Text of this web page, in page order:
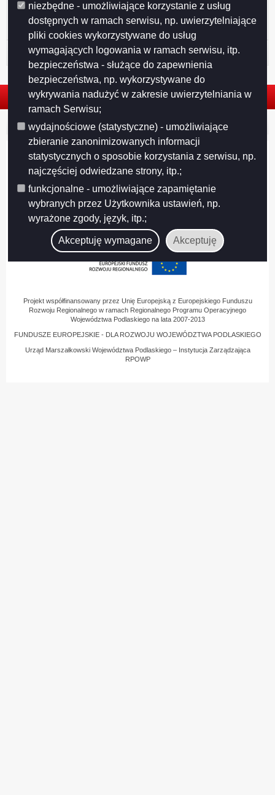
niezbędne - umożliwiające korzystanie z usług
dostępnych w ramach serwisu, np. uwierzytelniające
pliki cookies wykorzystywane do usług
wymagających logowania w ramach serwisu, itp.
bezpieczeństwa - służące do zapewnienia
bezpieczeństwa, np. wykorzystywane do
wykrywania nadużyć w zakresie uwierzytelniania w
ramach Serwisu;
wydajnościowe (statystyczne) - umożliwiające
zbieranie zanonimizowanych informacji
statystycznych o sposobie korzystania z serwisu, np.
najczęściej odwiedzane strony, itp.;
funkcjonalne - umożliwiające zapamiętanie
wybranych przez Użytkownika ustawień, np.
wyrażone zgody, język, itp.;
Akceptuję wymagane Akceptuję
Historia strony
© 2026. Urząd Miejski w Suwałkach. Wszystkie prawa zastrzeżone.
Projekt współfinansowany przez Unię Europejską z Europejskiego Funduszu
Rozwoju Regionalnego w ramach Regionalnego Programu Operacyjnego
Województwa Podlaskiego na lata 2007-2013
FUNDUSZE EUROPEJSKIE - DLA ROZWOJU WOJEWÓDZTWA PODLASKIEGO
Urząd Marszałkowski Województwa Podlaskiego – Instytucja Zarządzająca
RPOWP